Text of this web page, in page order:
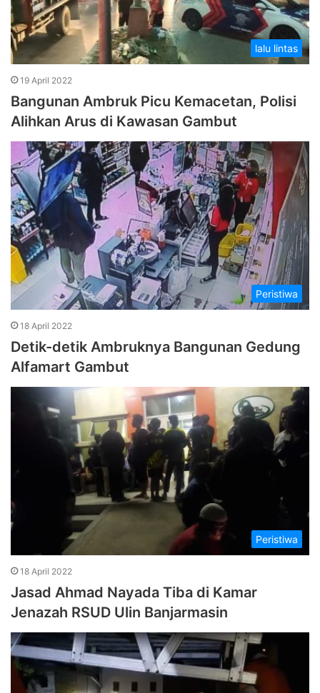
lalu lintas
19 April 2022
Bangunan Ambruk Picu Kemacetan, Polisi
Alihkan Arus di Kawasan Gambut
Peristiwa
18 April 2022
Detik-detik Ambruknya Bangunan Gedung
Alfamart Gambut
Peristiwa
18 April 2022
Jasad Ahmad Nayada Tiba di Kamar
Jenazah RSUD Ulin Banjarmasin